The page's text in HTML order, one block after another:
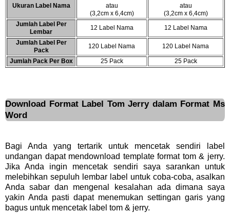
Ukuran Label Nama
atau
(3,2cm x 6,4cm)
atau
(3,2cm x 6,4cm)
Jumlah Label Per
Lembar
12 Label Nama 12 Label Nama
Jumlah Label Per
Pack
120 Label Nama 120 Label Nama
Jumlah Pack Per Box 25 Pack 25 Pack
Download Format Label Tom Jerry dalam Format Ms
Word
Bagi Anda yang tertarik untuk mencetak sendiri label
undangan dapat mendownload template format tom & jerry.
Jika Anda ingin mencetak sendiri saya sarankan untuk
melebihkan sepuluh lembar label untuk coba-coba, asalkan
Anda sabar dan mengenal kesalahan ada dimana saya
yakin Anda pasti dapat menemukan settingan garis yang
bagus untuk mencetak label tom & jerry.